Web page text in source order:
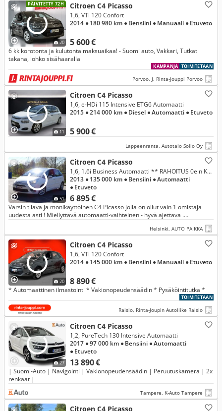
PÄIVITETTY 72H
20
Citroen C4 Picasso
5 600 €
1,6, VTi 120 Confort
2014 ● 180 980 km ● Bensiini ● Manuaali ● Etuveto
6 kk korotonta ja kulutonta maksuaikaa! - Suomi auto, Vakkari, Tutkat
takana, lohko sisähaaralla
TOIMITETAAN
KAMPANJA
Porvoo, J. Rinta-Jouppi Porvoo
11
Citroen C4 Picasso
5 900 €
1,6, e-HDi 115 Intensive ETG6 Automaatti
2015 ● 214 000 km ● Diesel ● Automaatti ● Etuveto
Lappeenranta, Autotalo Sollo Oy
51
Citroen C4 Picasso
6 895 €
1,6, 1.6i Business Automaatti ** RAHOITUS 0e n KÄSIRAHALLA ** Ajettu vain 135 tkm ! Rehti Suomi auto ! **
2013 ● 135 000 km ● Bensiini ● Automaatti
● Etuveto
Varsin tilava ja monikäyttöinen C4 Picasso jolla on ollut vain 1 omistaja
uudesta asti ! Miellyttävä automaatti-vaihteinen - hyvä ajettava .
Helsinki, AUTO PAIKKA
20
Citroen C4 Picasso
8 890 €
1,6, VTi 120 Confort
2014 ● 145 000 km ● Bensiini ● Manuaali ● Etuveto
* Automaattinen ilmastointi * Vakionopeudensäädin * Pysäköintitutka *
TOIMITETAAN
Raisio, Rinta-Joupin Autoliike Raisio
27
Citroen C4 Picasso
13 890 €
1,2, PureTech 130 Intensive Automaatti
2017 ● 97 000 km ● Bensiini ● Automaatti
● Etuveto
| Suomi-Auto | Navigointi | Vakionopeudensäädin | Peruutuskamera | 2x
renkaat |
Tampere, K-Auto Tampere
Citroen C4 Picasso